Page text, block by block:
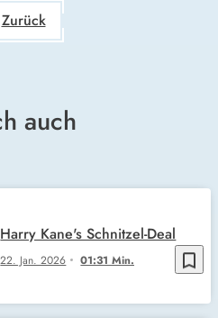
Zurück
auch
bookmark_border
22. Jan. 2026 01:31 Min.
Harry Kane's Schnitzel-Deal